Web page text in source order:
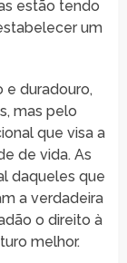
estão tendo
um
duradouro,
mas pelo
que visa a
de vida. As
daqueles que
a verdadeira
o direito à
melhor.